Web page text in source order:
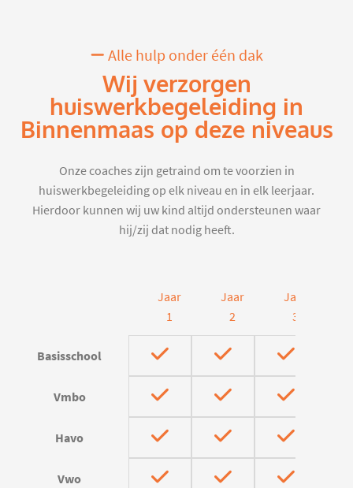
Alle hulp onder één dak
Wij verzorgen
huiswerkbegeleiding in
Binnenmaas op deze niveaus
Onze coaches zijn getraind om te voorzien in
huiswerkbegeleiding op elk niveau en in elk leerjaar.
Hierdoor kunnen wij uw kind altijd ondersteunen waar
hij/zij dat nodig heeft.
Jaar
1
Jaar
2
Jaar
3
Basisschool
Vmbo
Havo
Vwo